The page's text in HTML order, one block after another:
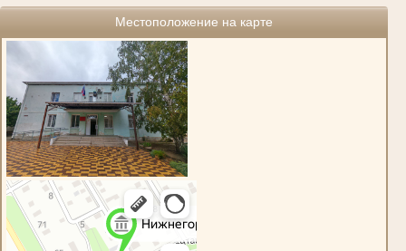
Местоположение на карте